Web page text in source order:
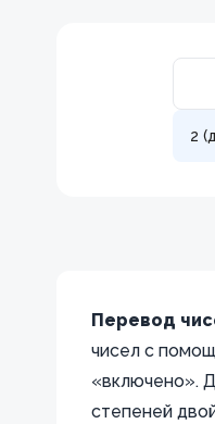
Перевод
чисел с
«включено».
степеней